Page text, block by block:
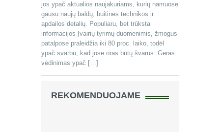
jos ypač aktualios naujakuriams, kurių namuose
gausu naujų baldų, buitinės technikos ir
apdailos detalių. Populiaru, bet trūksta
informacijos Įvairių tyrimų duomenimis, žmogus
patalpose praleidžia iki 80 proc. laiko, todėl
ypač svarbu, kad jose oras būtų švarus. Geras
vėdinimas ypač […]
REKOMENDUOJAME